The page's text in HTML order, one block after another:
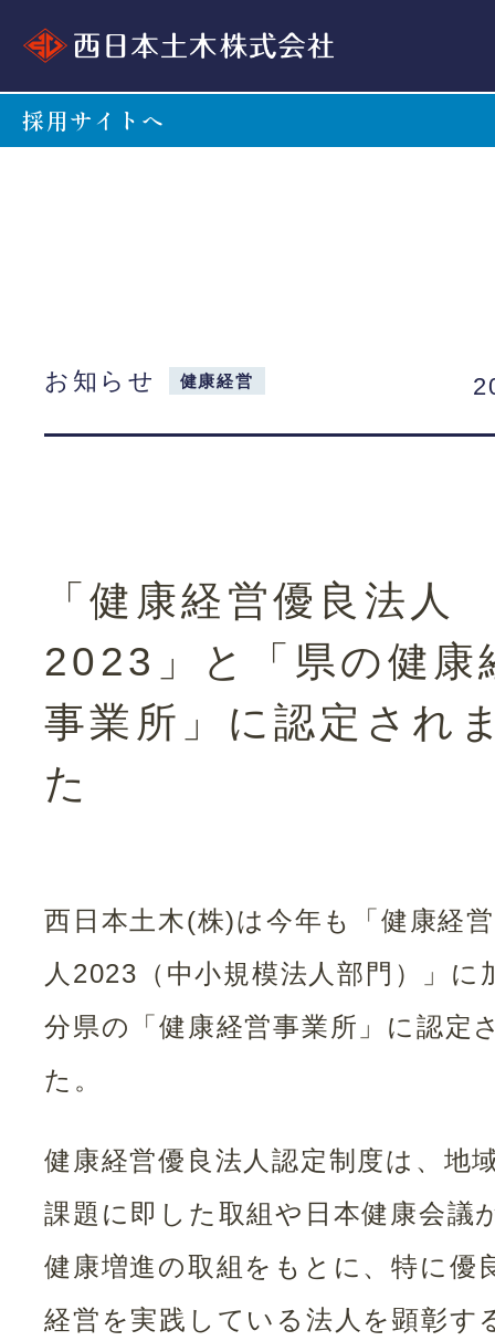
採用サイトへ
お知らせ 健康経営
「健康経営優良法人
2023」と「県の健康
事業所」に認定され
た
西日本土木(株)は今年も「健康経
人2023（中小規模法人部門）」に
分県の「健康経営事業所」に認定
た。
健康経営優良法人認定制度は、地
課題に即した取組や日本健康会議
健康増進の取組をもとに、特に優
経営を実践している法人を顕彰す